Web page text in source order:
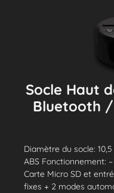
Socle Haut
Bluetooth
Diamètre du socle:
ABS Fonctionnement:
Carte Micro SD et
fixes + 2 modes